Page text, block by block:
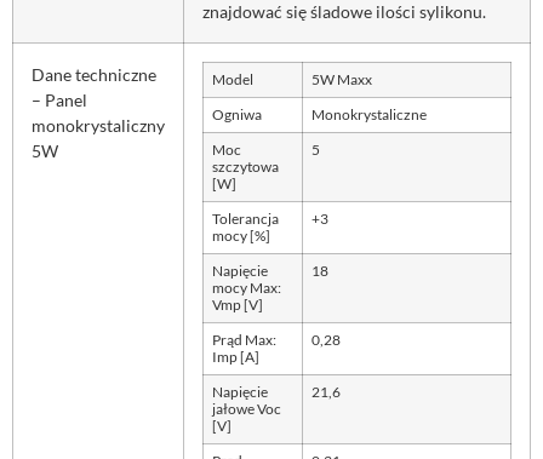
znajdować się śladowe ilości sylikonu.
Dane techniczne
– Panel
monokrystaliczny
5W
Model 5W Maxx
Ogniwa Monokrystaliczne
Moc
szczytowa
[W]
5
Tolerancja
mocy [%]
+3
Napięcie
mocy Max:
Vmp [V]
18
Prąd Max:
Imp [A]
0,28
Napięcie
jałowe Voc
[V]
21,6